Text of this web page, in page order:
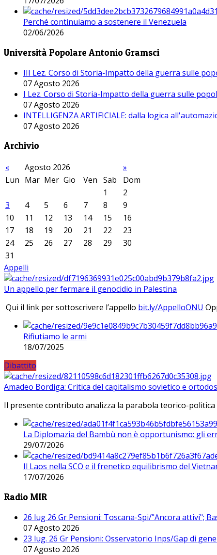
Perché continuiamo a sostenere il Venezuela
02/06/2026
Università Popolare Antonio Gramsci
III Lez. Corso di Storia-Impatto della guerra sulle
07 Agosto 2026
I Lez. Corso di Storia-Impatto della guerra sulle
07 Agosto 2026
INTELLIGENZA ARTIFICIALE: dalla logica
07 Agosto 2026
Archivio
« Agosto 2026
»
Lun Mar Mer Gio Ven Sab
Dom
1
2
3
4 5 6 7 8
9
10
11 12 13 14 15
16
17
18 19 20 21 22
23
24
25 26 27 28 29
30
31
Appelli
Un appello per fermare il genocidio in Palestina
Qui il link per sottoscrivere l’appello bit.ly/AppelloONU
Rifiutiamo le armi
18/07/2025
Dibattito
Amadeo Bordiga: Critica del capitalismo sovietico e
Il presente contributo analizza la parabola teorico-
La Diplomazia del Bambù non è opportunismo: gli
29/07/2026
Il Laos nella SCO e il frenetico equilibrismo del
17/07/2026
Radio MIR
26 lug 26 Gr Pensioni: Toscana-Spi/"Ancora attivi";
07 Agosto 2026
23 lug. 26 Gr Pensioni: Osservatorio Inps/Gap di
07 Agosto 2026